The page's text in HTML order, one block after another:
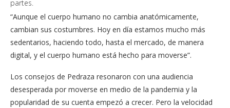
partes.
“Aunque el cuerpo humano no cambia anatómicamente,
cambian sus costumbres. Hoy en día estamos mucho más
sedentarios, haciendo todo, hasta el mercado, de manera
digital, y el cuerpo humano está hecho para moverse”.
Los consejos de Pedraza resonaron con una audiencia
desesperada por moverse en medio de la pandemia y la
popularidad de su cuenta empezó a crecer. Pero la velocidad